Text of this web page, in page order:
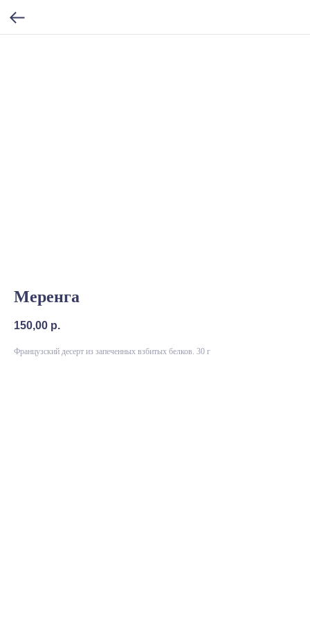
Меренга
150,00 р.
Французский десерт из запеченных взбитых белков. 30 г